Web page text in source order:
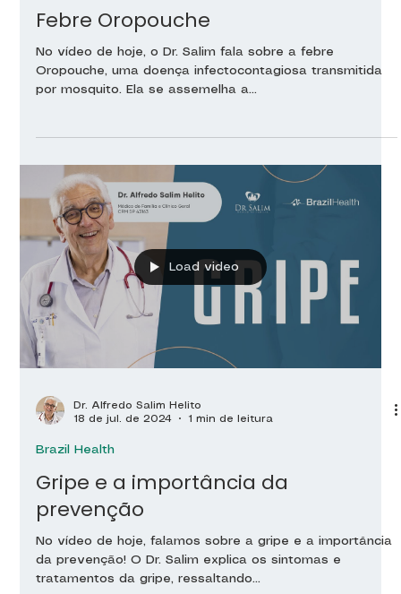
Febre Oropouche
No vídeo de hoje, o Dr. Salim fala sobre a febre
Oropouche, uma doença infectocontagiosa transmitida
por mosquito. Ela se assemelha a...
Load video
Dr. Alfredo Salim Helito
18 de jul. de 2024
1 min de leitura
Brazil Health
Gripe e a importância da
prevenção
No vídeo de hoje, falamos sobre a gripe e a importância
da prevenção! O Dr. Salim explica os sintomas e
tratamentos da gripe, ressaltando...